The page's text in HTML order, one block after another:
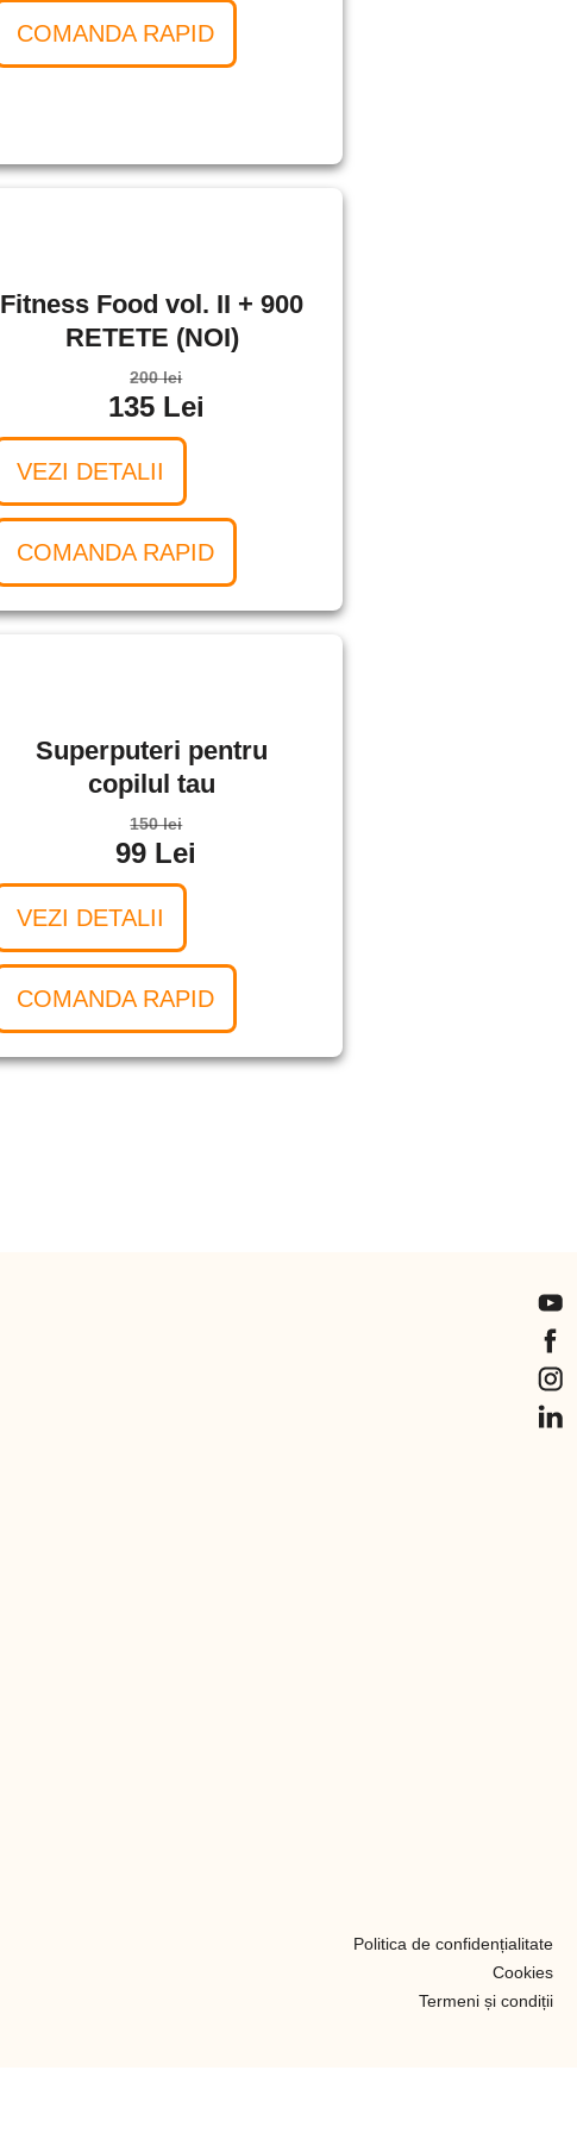
COMANDA RAPID
Fitness Food vol. II + 900
RETETE (NOI)
200 lei
135 Lei
VEZI DETALII
COMANDA RAPID
Superputeri pentru
copilul tau
150 lei
99 Lei
VEZI DETALII
COMANDA RAPID
Politica de confidențialitate
Cookies
Termeni și condiții